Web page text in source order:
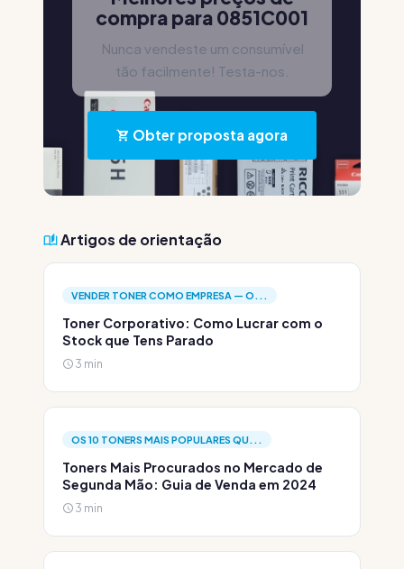
compra para 0851C001
Nunca vendeste um consumível
tão facilmente! Testa-nos.
Obter proposta agora
Artigos de orientação
VENDER TONER COMO EMPRESA — O...
Toner Corporativo: Como Lucrar com o
Stock que Tens Parado
3 min
OS 10 TONERS MAIS POPULARES QU...
Toners Mais Procurados no Mercado de
Segunda Mão: Guia de Venda em 2024
3 min